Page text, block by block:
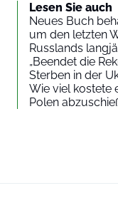
Lesen Sie auch
Neues Buch
um den letzten
Russlands
„Beendet die
Sterben in der
Wie viel kostete
Polen